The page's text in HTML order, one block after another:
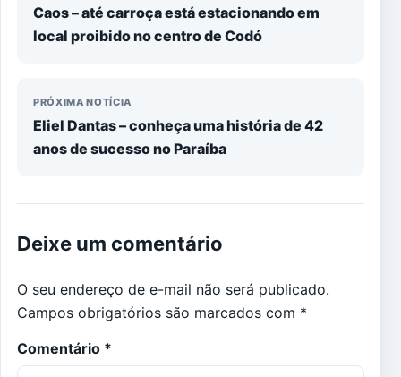
Caos – até carroça está estacionando em
local proibido no centro de Codó
PRÓXIMA NOTÍCIA
Eliel Dantas – conheça uma história de 42
anos de sucesso no Paraíba
Deixe um comentário
O seu endereço de e-mail não será publicado.
Campos obrigatórios são marcados com *
Comentário *